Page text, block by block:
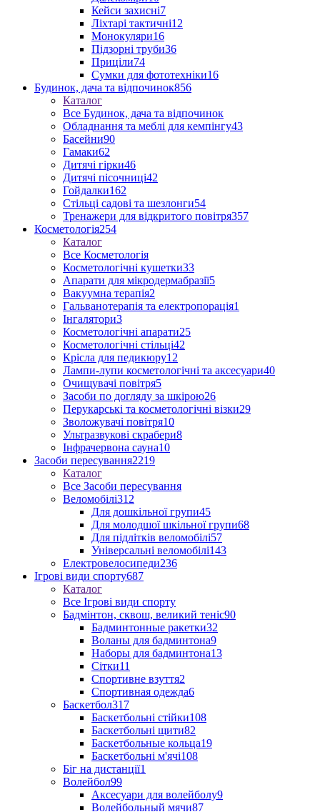
Кейси захисні7
Ліхтарі тактичні12
Монокуляри16
Підзорні труби36
Приціли74
Сумки для фототехніки16
Будинок, дача та відпочинок856
Каталог
Все Будинок, дача та відпочинок
Обладнання та меблі для кемпінгу43
Басейни90
Гамаки62
Дитячі гірки46
Дитячі пісочниці42
Гойдалки162
Стільці садові та шезлонги54
Тренажери для відкритого повітря357
Косметологія254
Каталог
Все Косметологія
Косметологічні кушетки33
Апарати для мікродермабразії5
Вакуумна терапія2
Гальванотерапія та електропорація1
Інгалятори3
Косметологічні апарати25
Косметологічні стільці42
Крісла для педикюру12
Лампи-лупи косметологічні та аксесуари40
Очищувачі повітря5
Засоби по догляду за шкірою26
Перукарські та косметологічні візки29
Зволожувачі повітря10
Ультразвукові скрабери8
Інфрачервона сауна10
Засоби пересування2219
Каталог
Все Засоби пересування
Веломобілі312
Для дошкільної групи45
Для молодшої шкільної групи68
Для підлітків веломобілі57
Універсальні веломобілі143
Електровелосипеди236
Ігрові види спорту687
Каталог
Все Ігрові види спорту
Бадмінтон, сквош, великий теніс90
Бадминтонные ракетки32
Воланы для бадминтона9
Наборы для бадминтона13
Сітки11
Спортивне взуття2
Спортивная одежда6
Баскетбол317
Баскетбольні стійки108
Баскетбольні щити82
Баскетбольные кольца19
Баскетбольні м'ячі108
Біг на дистанції1
Волейбол99
Аксесуари для волейболу9
Волейбольный мячи87